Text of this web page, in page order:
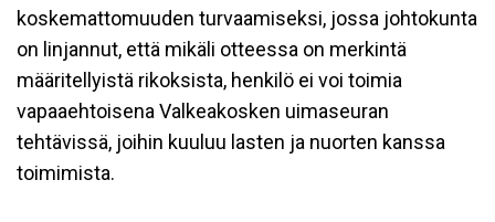
koskemattomuuden turvaamiseksi, jossa johtokunta
on linjannut, että mikäli otteessa on merkintä
määritellyistä rikoksista, henkilö ei voi toimia
vapaaehtoisena Valkeakosken uimaseuran
tehtävissä, joihin kuuluu lasten ja nuorten kanssa
toimimista.